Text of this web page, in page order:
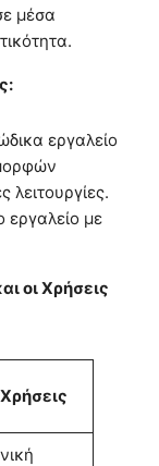
μέσα
εργαλείο
λειτουργίες.
εργαλείο με
οι Χρήσεις
Χρήσεις